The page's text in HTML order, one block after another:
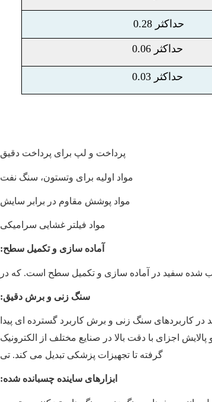
حداکثر 0.28
حداکثر 0.06
حداکثر 0.03
پرداخت و لپ برای پرداخت دقیق
مواد اولیه برای وتستون، سنگ نفت
مواد پوشش مقاوم در برابر سایش
مواد فیلتر غشایی سرامیکی
آماده سازی و تکمیل سطح:
ذوب شده سفید در آماده سازی و تکمیل سطح است. که در
سنگ زنی و برش دقیق:
کاربردهای سنگ زنی و برش کاربرد گسترده ای پیدا
اجزای با دقت بالا در صنایع مختلف از الکترونیک
گرفته تا تجهیزات پزشکی تبدیل می کند. تی
ابزارهای ساینده چسبانده شده: